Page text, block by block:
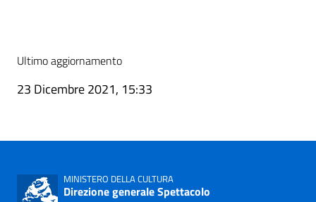
Ultimo aggiornamento
23 Dicembre 2021, 15:33
MINISTERO DELLA CULTURA
Direzione generale Spettacolo